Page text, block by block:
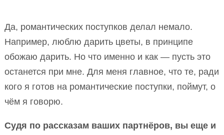
Да, романтических поступков делал немало.
Например, люблю дарить цветы, в принципе
обожаю дарить. Но что именно и как — пусть это
останется при мне. Для меня главное, что те, ради
кого я готов на романтические поступки, поймут, о
чём я говорю.
Судя по рассказам ваших партнёров, вы еще и